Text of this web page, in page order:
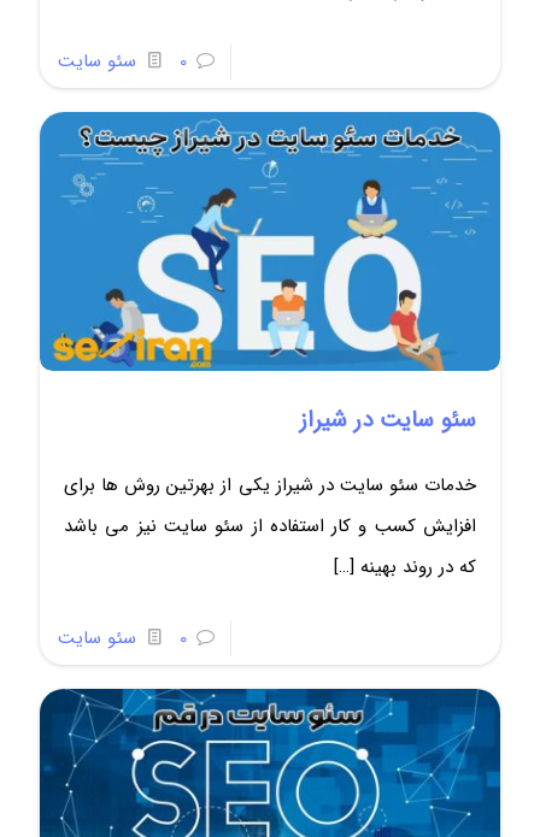
0 سئو سایت
سئو سایت در شیراز
خدمات سئو سایت در شیراز یکی از بهرتین روش ها برای
افزایش کسب و کار استفاده از سئو سایت نیز می باشد
که در روند بهینه […]
0 سئو سایت